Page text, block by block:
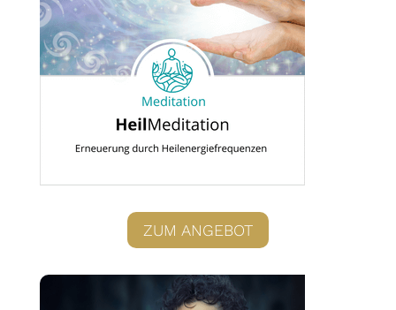
ZUM ANGEBOT